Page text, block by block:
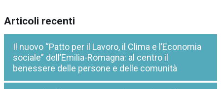
Articoli recenti
Il nuovo “Patto per il Lavoro, il Clima e l’Economia
sociale” dell’Emilia-Romagna: al centro il
benessere delle persone e delle comunità